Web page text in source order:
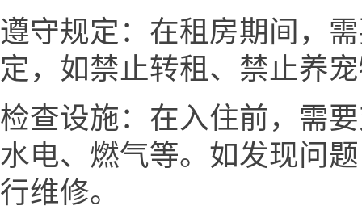
遵守规定：在租房期间，
定，如禁止转租、禁止养
检查设施：在入住前，需
水电、燃气等。如发现问
行维修。